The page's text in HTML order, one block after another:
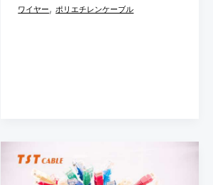
イ
ル
ワイヤー,ポリエチレンケーブル
低